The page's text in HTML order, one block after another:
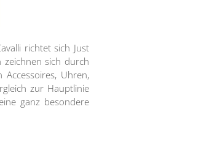
richtet sich Just
zeichnen sich durch
Uhren,
zur Hauptlinie
ganz besondere